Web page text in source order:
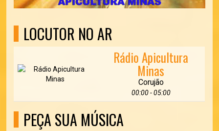
LOCUTOR NO AR
Rádio Apicultura
Minas
Corujão
00:00 - 05:00
PEÇA SUA MÚSICA